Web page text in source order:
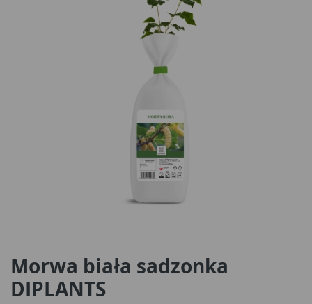
Morwa biała sadzonka
DIPLANTS